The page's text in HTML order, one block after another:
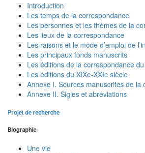
Introduction
Les temps de la correspondance
Les personnes et les thèmes de la
Les lieux de la correspondance
Les raisons et le mode d’emploi de
Les principaux fonds manuscrits
Les éditions de la correspondance
Les éditions du XIXe-XXIe siècle
Annexe I. Sources manuscrites de la
Annexe II. Sigles et abréviations
Projet de recherche
Biographie
Une vie